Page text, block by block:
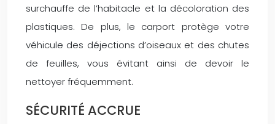
surchauffe de l’habitacle et la décoloration des
plastiques. De plus, le carport protège votre
véhicule des déjections d’oiseaux et des chutes
de feuilles, vous évitant ainsi de devoir le
nettoyer fréquemment.
SÉCURITÉ ACCRUE